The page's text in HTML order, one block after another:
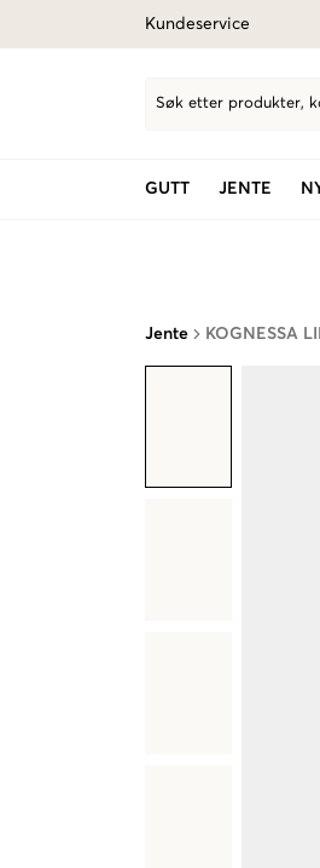
Kundeservice
Søk etter produkter,
GUTT JENTE
Jente KOGNESSA